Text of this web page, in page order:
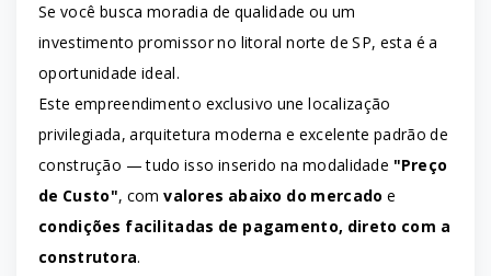
Se você busca moradia de qualidade ou um
investimento promissor no litoral norte de SP, esta é a
oportunidade ideal.
Este empreendimento exclusivo une localização
privilegiada, arquitetura moderna e excelente padrão de
construção — tudo isso inserido na modalidade "Preço
de Custo", comvalores abaixo do mercado e
condições facilitadas de pagamento, direto com a
construtora.